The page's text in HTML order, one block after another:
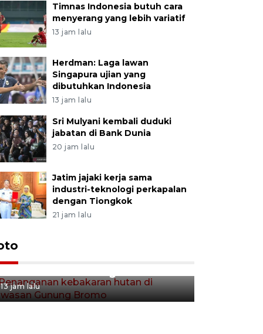
Timnas Indonesia butuh cara
menyerang yang lebih variatif
13 jam lalu
Herdman: Laga lawan
Singapura ujian yang
dibutuhkan Indonesia
13 jam lalu
Sri Mulyani kembali duduki
jabatan di Bank Dunia
20 jam lalu
Jatim jajaki kerja sama
industri-teknologi perkapalan
dengan Tiongkok
21 jam lalu
Penanganan kebakaran hutan
13 jam lalu